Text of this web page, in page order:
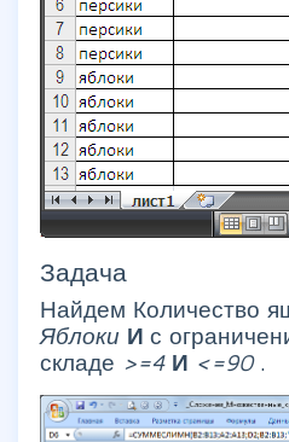
Задача
Найдем Количество
Яблоки И с
складе >=4 И <=90 .